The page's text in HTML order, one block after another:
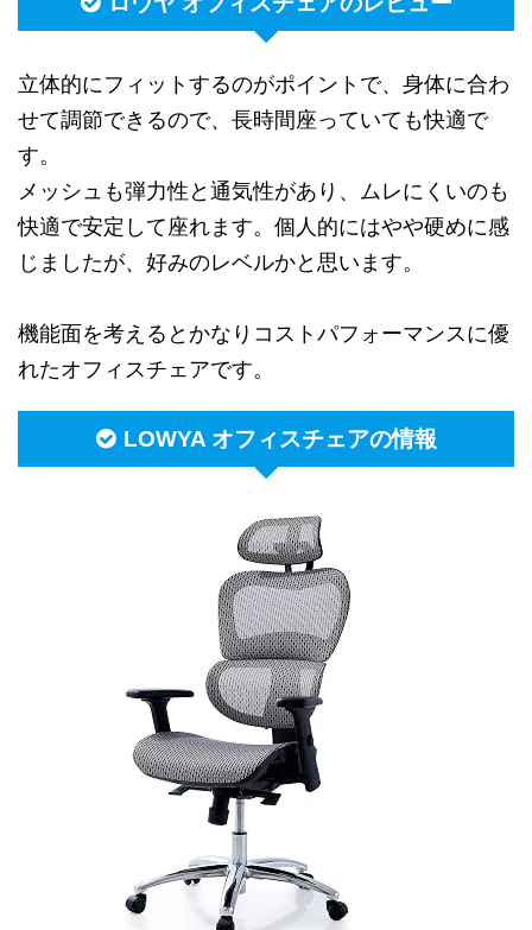
立体的にフィットするのがポイントで、身体に合わ
せて調節できるので、長時間座っていても快適で
す。
メッシュも弾力性と通気性があり、ムレにくいのも
快適で安定して座れます。個人的にはやや硬めに感
じましたが、好みのレベルかと思います。
機能面を考えるとかなりコストパフォーマンスに優
れたオフィスチェアです。
LOWYA オフィスチェアの情報